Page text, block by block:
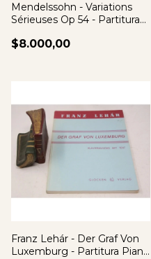
Mendelssohn - Variations
Sérieuses Op 54 - Partitura
$8.000,00
Franz Lehár - Der Graf Von
Luxemburg - Partitura Piano